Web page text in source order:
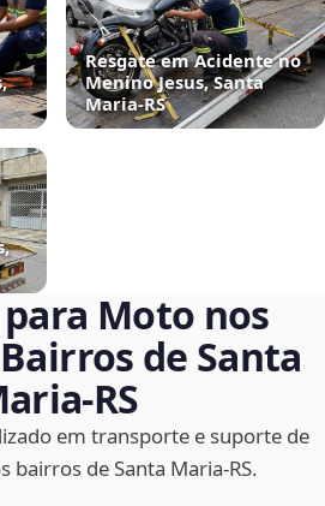
Resgate em Acidente no
Menino Jesus, Santa
Maria‑RS
Moto nos
de Santa
em transporte e suporte de
bairros de Santa Maria‑RS.